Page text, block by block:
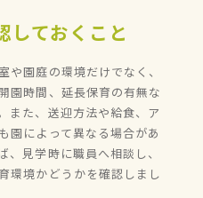
しておくこと
や園庭の環境だけでなく、
園時間、延長保育の有無な
また、送迎方法や給食、ア
園によって異なる場合があ
、見学時に職員へ相談し、
環境かどうかを確認しまし